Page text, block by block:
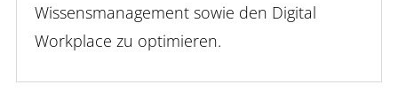
Wissensmanagement sowie den Digital
Workplace zu optimieren.